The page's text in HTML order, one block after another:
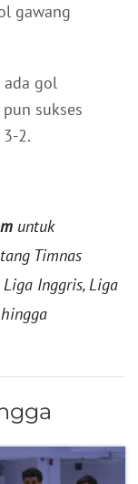
gawang
ada gol
sukses
2.
untuk
Timnas
Liga Inggris, Liga